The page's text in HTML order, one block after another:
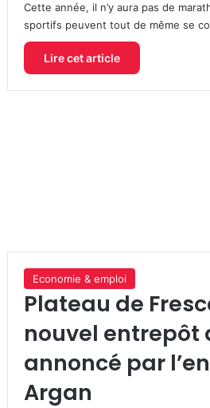
Cette année, il n’y aura pas de
sportifs peuvent tout de même se
Lire cet article
Economie & emploi
Plateau de
nouvel entrepôt
annoncé par
Argan